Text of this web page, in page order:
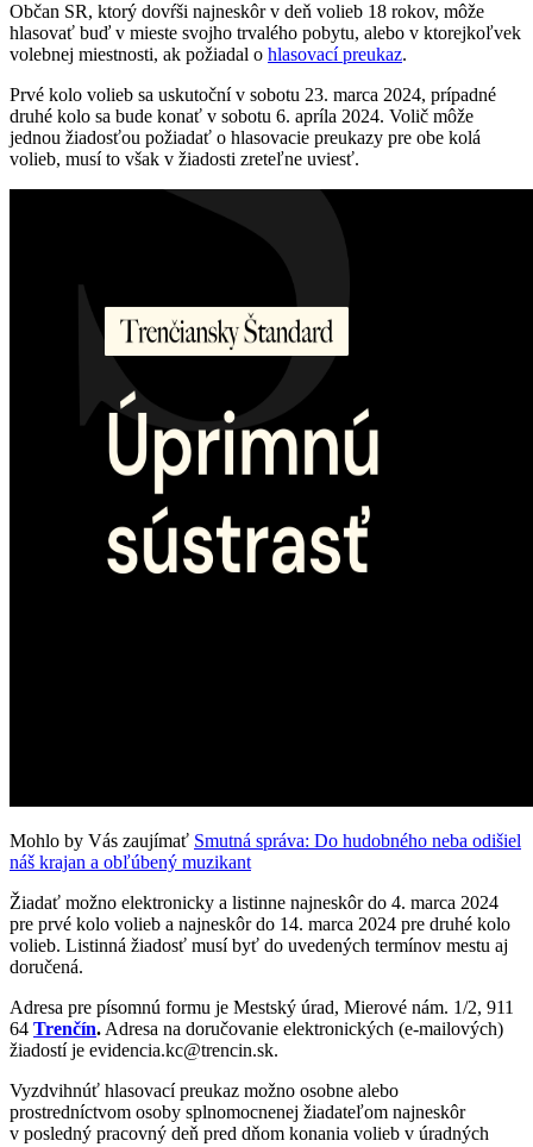
Občan SR, ktorý dovŕši najneskôr v deň volieb 18 rokov, môže
hlasovať buď v mieste svojho trvalého pobytu, alebo v ktorejkoľvek
volebnej miestnosti, ak požiadal o hlasovací preukaz.
Prvé kolo volieb sa uskutoční v sobotu 23. marca 2024, prípadné
druhé kolo sa bude konať v sobotu 6. apríla 2024. Volič môže
jednou žiadosťou požiadať o hlasovacie preukazy pre obe kolá
volieb, musí to však v žiadosti zreteľne uviesť.
Mohlo by Vás zaujímať Smutná správa: Do hudobného neba odišiel
náš krajan a obľúbený muzikant
Žiadať možno elektronicky a listinne najneskôr do 4. marca 2024
pre prvé kolo volieb a najneskôr do 14. marca 2024 pre druhé kolo
volieb. Listinná žiadosť musí byť do uvedených termínov mestu aj
doručená.
Adresa pre písomnú formu je Mestský úrad, Mierové nám. 1/2, 911
64 Trenčín.Adresa na doručovanie elektronických (e-mailových)
žiadostí je evidencia.kc@trencin.sk.
Vyzdvihnúť hlasovací preukaz možno osobne alebo
prostredníctvom osoby splnomocnenej žiadateľom najneskôr
v posledný pracovný deň pred dňom konania volieb v úradných